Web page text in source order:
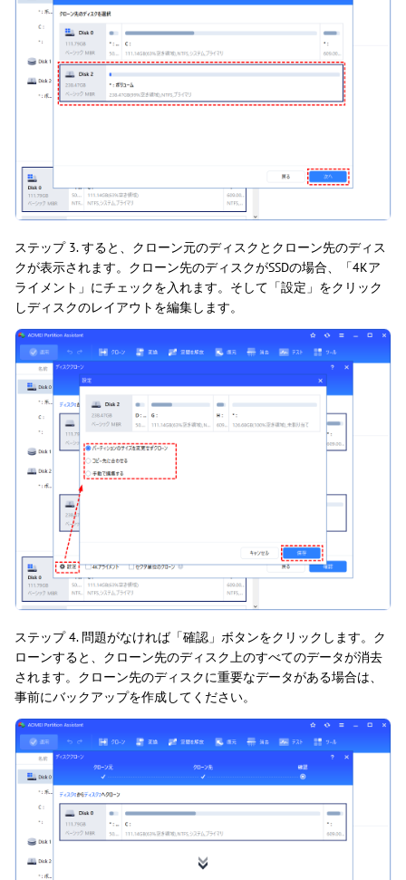
ステップ 3. すると、クローン元のディスクとクローン先のディス
クが表示されます。クローン先のディスクがSSDの場合、「4Kア
ライメント」にチェックを入れます。そして「設定」をクリック
しディスクのレイアウトを編集します。
ステップ 4. 問題がなければ「確認」ボタンをクリックします。ク
ローンすると、クローン先のディスク上のすべてのデータが消去
されます。クローン先のディスクに重要なデータがある場合は、
事前にバックアップを作成してください。